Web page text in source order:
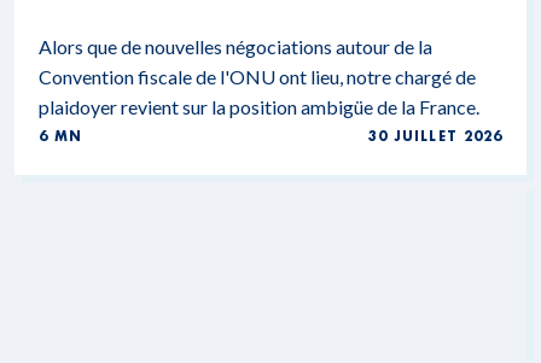
Alors que de nouvelles négociations autour de la
Convention fiscale de l'ONU ont lieu, notre chargé de
plaidoyer revient sur la position ambigüe de la France.
6 MN 30 JUILLET 2026